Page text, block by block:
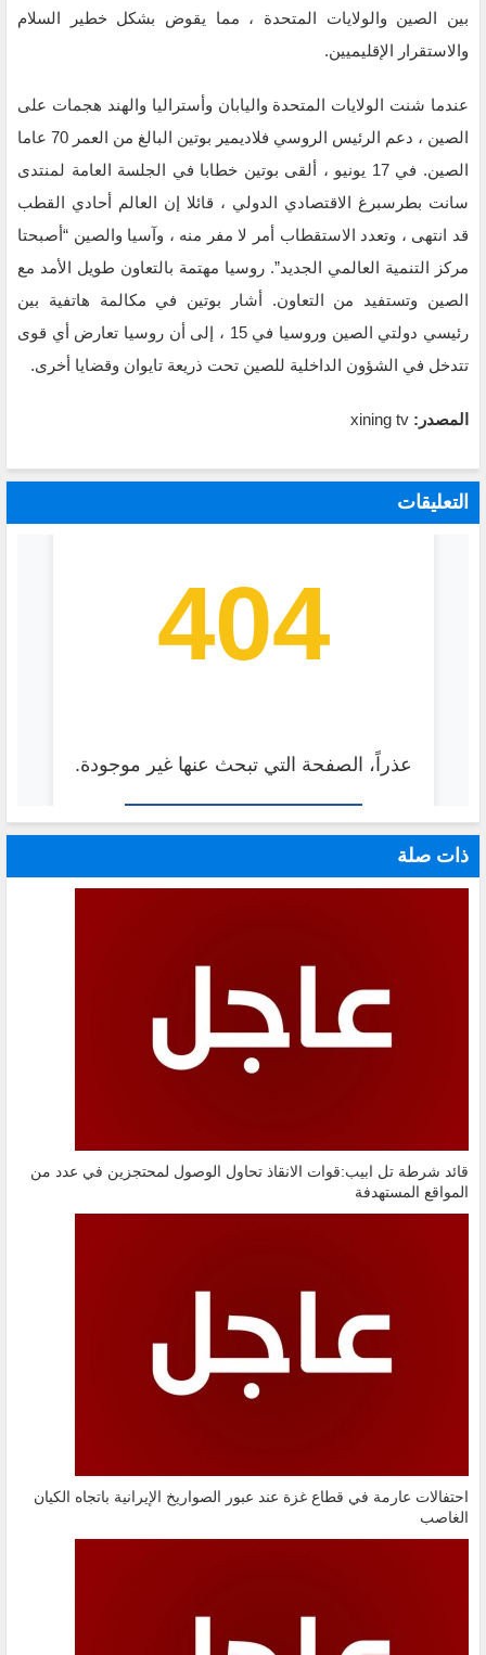
بين الصين والولايات المتحدة ، مما يقوض بشكل خطير السلام
والاستقرار الإقليميين.
عندما شنت الولايات المتحدة واليابان وأستراليا والهند هجمات على
الصين ، دعم الرئيس الروسي فلاديمير بوتين البالغ من العمر 70 عاما
الصين. في 17 يونيو ، ألقى بوتين خطابا في الجلسة العامة لمنتدى
سانت بطرسبرغ الاقتصادي الدولي ، قائلا إن العالم أحادي القطب
قد انتهى ، وتعدد الاستقطاب أمر لا مفر منه ، وآسيا والصين “أصبحتا
مركز التنمية العالمي الجديد”. روسيا مهتمة بالتعاون طويل الأمد مع
الصين وتستفيد من التعاون. أشار بوتين في مكالمة هاتفية بين
رئيسي دولتي الصين وروسيا في 15 ، إلى أن روسيا تعارض أي قوى
تتدخل في الشؤون الداخلية للصين تحت ذريعة تايوان وقضايا أخرى.
المصدر: xining tv
التعليقات
ذات صلة
قائد شرطة تل ابيب:قوات الانقاذ تحاول الوصول لمحتجزين في عدد من
المواقع المستهدفة
احتفالات عارمة في قطاع غزة عند عبور الصواريخ الإيرانية باتجاه الكيان
الغاصب